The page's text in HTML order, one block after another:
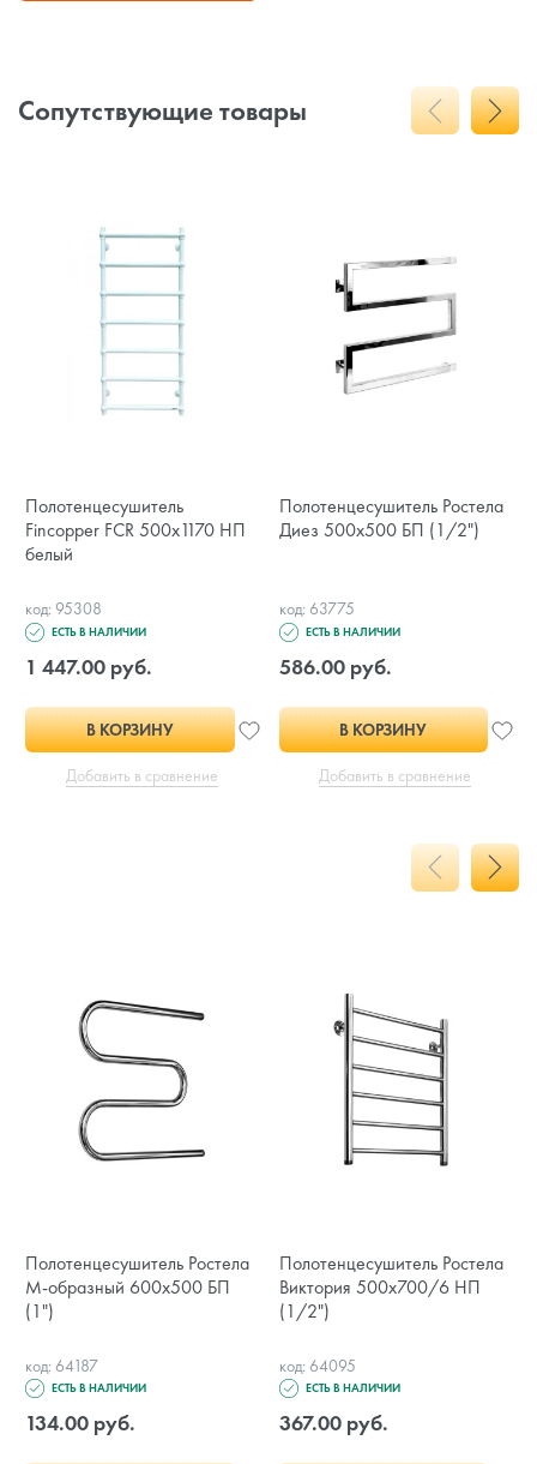
Сопутствующие товары
Полотенцесушитель
Fincopper FCR 500x1170 НП
белый
код: 95308
ЕСТЬ В НАЛИЧИИ
1 447.00 руб.
В КОРЗИНУ
Добавить в сравнение
Полотенцесушитель Ростела
Диез 500x500 БП (1/2")
код: 63775
ЕСТЬ В НАЛИЧИИ
586.00 руб.
В КОРЗИНУ
Добавить в сравнение
Полотенцесушитель Ростела
М-образный 600x500 БП
(1")
код: 64187
ЕСТЬ В НАЛИЧИИ
134.00 руб.
Полотенцесушитель Ростела
Виктория 500х700/6 НП
(1/2")
код: 64095
ЕСТЬ В НАЛИЧИИ
367.00 руб.